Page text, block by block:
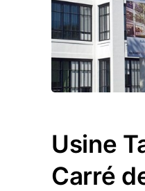
Usine
Carré